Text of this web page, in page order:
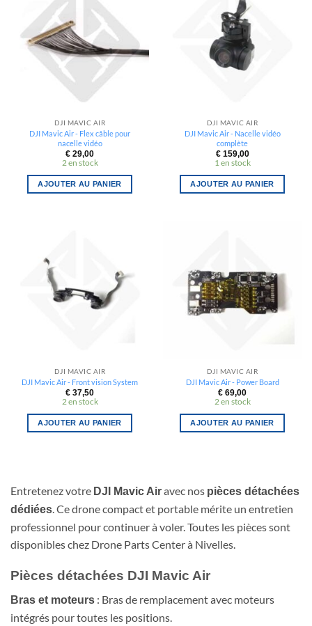
DJI MAVIC AIR
DJI Mavic Air - Flex câble pour
nacelle vidéo
€ 29,00
2 en stock
AJOUTER AU PANIER
DJI MAVIC AIR
DJI Mavic Air - Nacelle vidéo
complète
€159,00
1 en stock
AJOUTER AU PANIER
DJI MAVIC AIR
DJI Mavic Air - Front vision System
€ 37,50
2 en stock
AJOUTER AU PANIER
DJI MAVIC AIR
DJI Mavic Air - Power Board
€ 69,00
2 en stock
AJOUTER AU PANIER
Entretenez votre DJI Mavic Airavec nos pièces détachées
dédiées. Ce drone compact et portable mérite un entretien
professionnel pour continuer à voler. Toutes les pièces sont
disponibles chez Drone Parts Center à Nivelles.
Pièces détachées DJI Mavic Air
Bras et moteurs : Bras de remplacement avec moteurs
intégrés pour toutes les positions.